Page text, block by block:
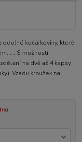
odolné kočárkoviny, které
.... S možností
na dvě až 4 kapsy,
Vzadu kroužek na